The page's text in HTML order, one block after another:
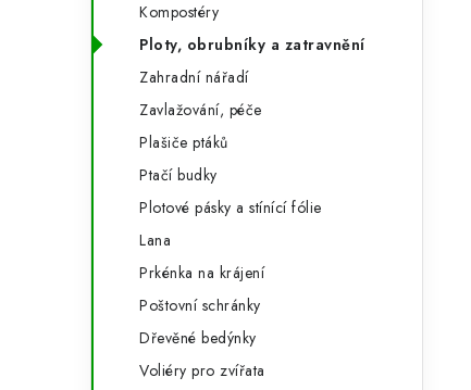
n
Kompostéry
Ploty, obrubníky a zatravnění
Zahradní nářadí
Zavlažování, péče
Plašiče ptáků
Ptačí budky
Plotové pásky a stínící fólie
Lana
Prkénka na krájení
Poštovní schránky
Dřevěné bedýnky
Voliéry pro zvířata